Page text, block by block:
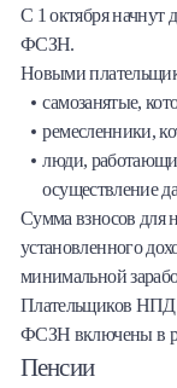
С 1 октября начнут
ФСЗН.
Новыми
самозанятые,
ремесленники,
люди,
осуществление
Сумма взносов для
установленного
минимальной
Плательщиков НПД
ФСЗН включены в
Пенсии